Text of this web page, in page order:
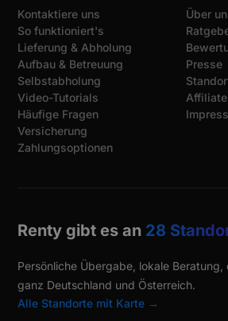
Kontaktiere uns
So funktioniert's
Lieferung & Abholung
Aufbau & Betreuung
Selbstabholung
Video-Tutorials
Häufige Fragen
Versicherung
Zahlungsoptionen
Über
Presse
Renty gibt es an 28
Persönliche Übergabe, lokale
ganz Deutschland und Österreich.
Alle Standorte mit Karte →